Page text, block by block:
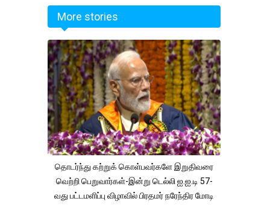
More stories
தொடர்ந்து கற்றுக் கொள்பவர்களே இறுதிவரை
வெற்றி பெறுவார்கள்-இன்று டெல்லி ஐ.ஐ.டி 57-
வது பட்டமளிப்பு விழாவில் பிரதமர் நரேந்திர மோடி